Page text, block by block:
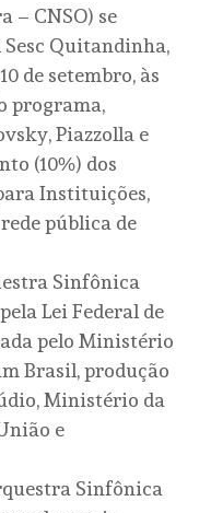
– CNSO) se
Quitandinha,
de setembro, às
programa,
Piazzolla e
(10%) dos
Instituições,
pública de
Sinfônica
Lei Federal de
pelo Ministério
Brasil, produção
Ministério da
e
Sinfônica